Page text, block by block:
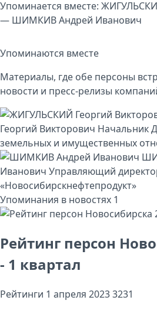
Упоминается вместе:
— ШИМКИВ Андрей Иванович
Упоминаются вместе
Материалы, где обе персоны
новости и пресс-релизы
Георгий Викторович Начальник
земельных и имущественных
Иванович Управляющий
«Новосибирскнефтепродукт»
Упоминания в новостях 1
Рейтинг персон
- 1 квартал
Рейтинги 1 апреля 20233231